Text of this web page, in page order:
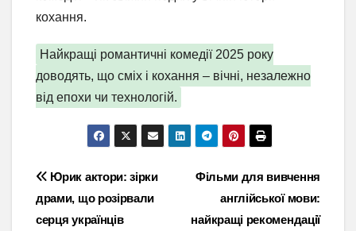
кохання.
Найкращі романтичні комедії 2025 року
доводять, що сміх і кохання – вічні, незалежно
від епохи чи технологій.
Навігація
записів
Фільми для вивчення
англійської мови:
найкращі рекомендації
Юрик актори: зірки
драми, що розірвали
серця українців